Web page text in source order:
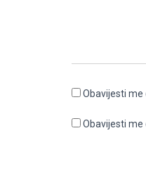
Obavijesti
Obavijesti